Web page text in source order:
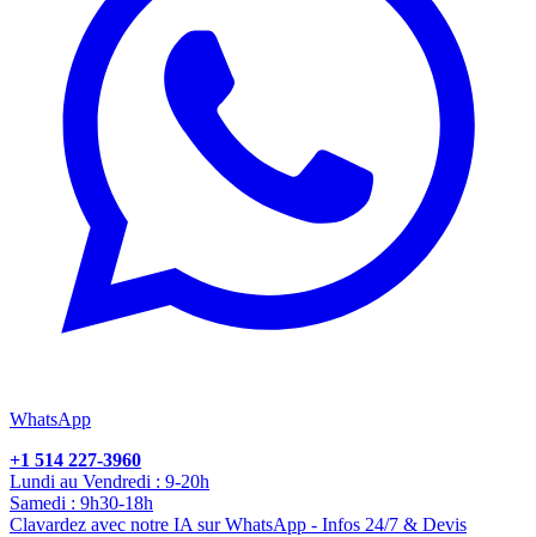
WhatsApp
+1 514 227-3960
Lundi au Vendredi : 9-20h
Samedi : 9h30-18h
Clavardez avec notre IA sur WhatsApp - Infos 24/7 & Devis